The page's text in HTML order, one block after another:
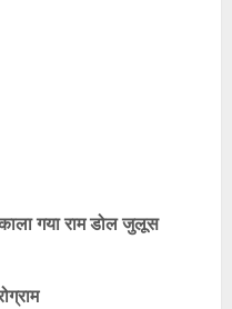
गया राम डोल जुलूस